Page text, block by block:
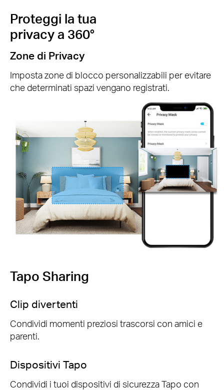
Proteggi la tua
privacy a 360°
Zone di Privacy
Imposta zone di blocco personalizzabili per evitare
che determinati spazi vengano registrati.
Tapo Sharing
Clip divertenti
Condividi momenti preziosi trascorsi con amici e
parenti.
Dispositivi Tapo
Condividi i tuoi dispositivi di sicurezza Tapo con